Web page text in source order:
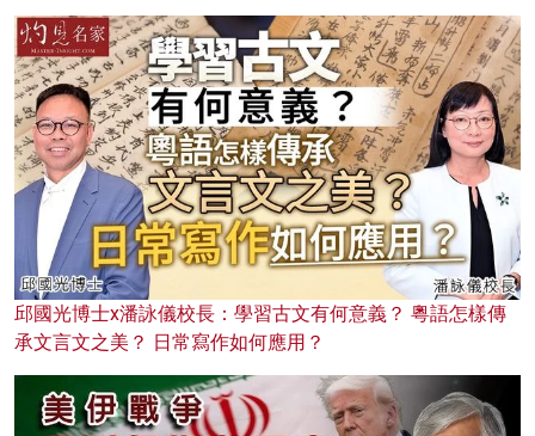
邱國光博士x潘詠儀校長：學習古文有何意義？ 粵語怎樣傳
承文言文之美？ 日常寫作如何應用？